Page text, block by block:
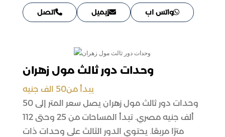
اتصل إيميل واتس اب
وحدات دور ثالث مول زهران
يبدأ من50 الف جنيه
وحدات دور ثالث مول زهران يصل سعر المتر إلى 50
ألف جنيه مصري. تبدأ المساحات من 25 وحتى 112
مترًا مربعًا. يحتوي الدور الثالث على وحدات ذات